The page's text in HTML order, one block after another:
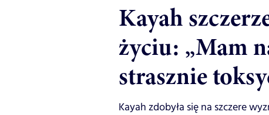
Kayah
życiu: „Mam
strasznie
Kayah zdobyła się na szczere